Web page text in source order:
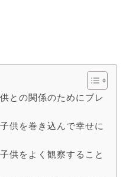
との関係のためにブレ
供を巻き込んで幸せに
供をよく観察すること